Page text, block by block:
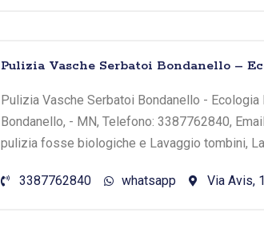
Pulizia Vasche Serbatoi Bondanello –
Pulizia Vasche Serbatoi Bondanello -
Bondanello, - MN, Telefono: 3387762840,
pulizia fosse biologiche e Lavaggio tombini,
3387762840 whatsapp Via Avis,